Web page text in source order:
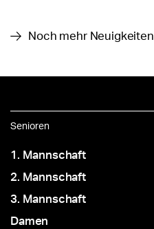
Noch mehr Neuigkeiten
Senioren
1. Mannschaft
2. Mannschaft
3. Mannschaft
Damen